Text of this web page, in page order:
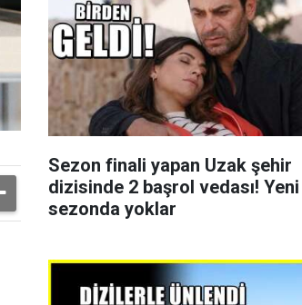
Sezon finali yapan Uzak şehir
dizisinde 2 başrol vedası! Yeni
sezonda yoklar